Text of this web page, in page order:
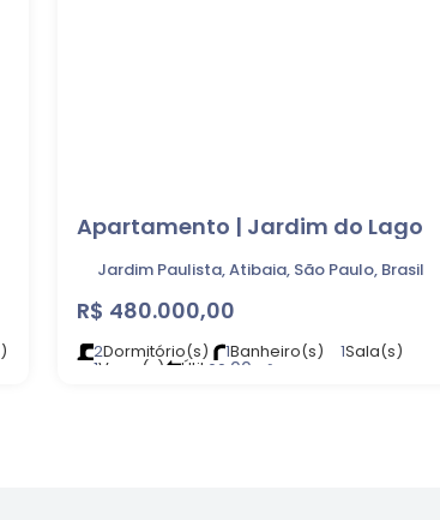
Apartamento | Jardim do Lago
R$ 480.000,00
Jardim Paulista, Atibaia, São Paulo, Brasil
2Dormitório(s) 1Banheiro(s) 1Sala(s)
1Vaga(s) Útil: 60 .00 m²